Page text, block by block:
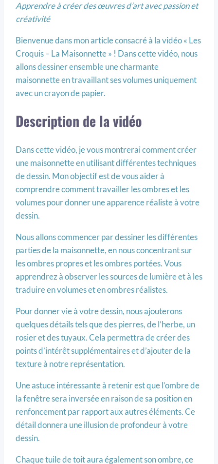
Apprendre à créer des œuvres d’art avec passion et
créativité
Bienvenue dans mon article consacré à la vidéo « Les
Croquis – La Maisonnette » ! Dans cette vidéo, nous
allons dessiner ensemble une charmante
maisonnette en travaillant ses volumes uniquement
avec un crayon de papier.
Description de la vidéo
Dans cette vidéo, je vous montrerai comment créer
une maisonnette en utilisant différentes techniques
de dessin. Mon objectif est de vous aider à
comprendre comment travailler les ombres et les
volumes pour donner une apparence réaliste à votre
dessin.
Nous allons commencer par dessiner les différentes
parties de la maisonnette, en nous concentrant sur
les ombres propres et les ombres portées. Vous
apprendrez à observer les sources de lumière et à les
traduire en volumes et en ombres réalistes.
Pour donner vie à votre dessin, nous ajouterons
quelques détails tels que des pierres, de l’herbe, un
rosier et des tuyaux. Cela permettra de créer des
points d’intérêt supplémentaires et d’ajouter de la
texture à notre représentation.
Une astuce intéressante à retenir est que l’ombre de
la fenêtre sera inversée en raison de sa position en
renfoncement par rapport aux autres éléments. Ce
détail donnera une illusion de profondeur à votre
dessin.
Chaque tuile de toit aura également son ombre, ce